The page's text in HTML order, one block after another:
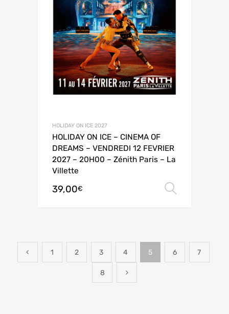
HOLIDAY ON ICE 2027
HOLIDAY ON ICE – CINEMA OF
DREAMS – VENDREDI 12 FEVRIER
2027 – 20H00 – Zénith Paris – La
Villette
39,00€
1 2 3 4 5 6 7
8